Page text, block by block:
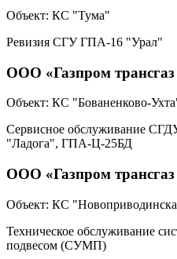
Объект: КС "Тума"
Ревизия СГУ ГПА-16 "Урал"
ООО «Газпром трансгаз
Объект: КС "Бованенково-
Сервисное обслуживание
"Ладога", ГПА-Ц-25БД
ООО «Газпром трансгаз
Объект: КС
Техническое обслуживание
подвесом (СУМП)